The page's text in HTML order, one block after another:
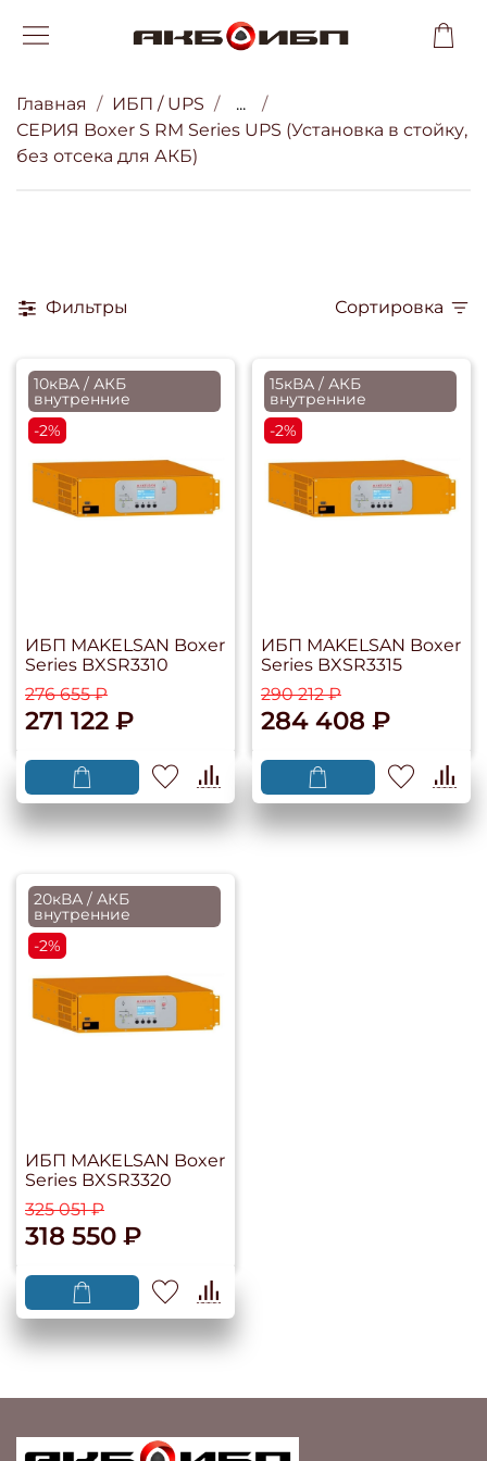
Главная ИБП / UPS
...
СЕРИЯ Boxer S RM Series UPS (Установка в стойку,
без отсека для АКБ)
Фильтры Сортировка
10кВА / АКБ
внутренние
-2%
ИБП MAKELSAN Boxer
Series BXSR3310
276 655 ₽
271 122 ₽
15кВА / АКБ
внутренние
-2%
ИБП MAKELSAN Boxer
Series BXSR3315
290 212 ₽
284 408 ₽
20кВА / АКБ
внутренние
-2%
ИБП MAKELSAN Boxer
Series BXSR3320
325 051 ₽
318 550 ₽